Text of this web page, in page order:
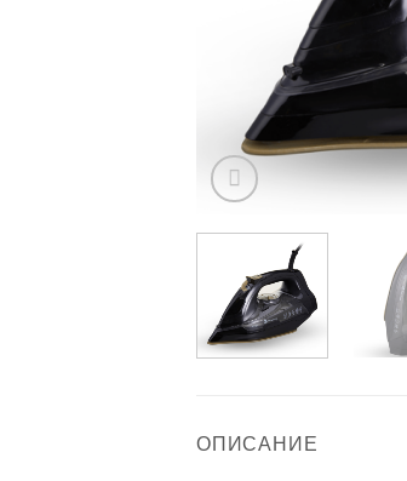
ОПИСАНИЕ